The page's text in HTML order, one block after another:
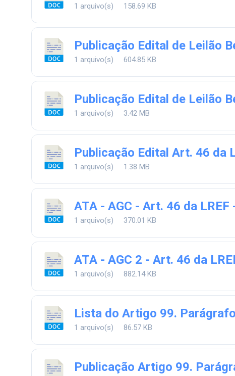
1 arquivo(s) 158.69 KB
Publicação Edital de Leilão
1 arquivo(s) 604.85 KB
Publicação Edital de Leilão
1 arquivo(s) 3.42 MB
Publicação Edital Art. 46 da
1 arquivo(s) 1.38 MB
ATA - AGC - Art. 46 da
1 arquivo(s) 370.01 KB
ATA - AGC 2 - Art. 46 da
1 arquivo(s) 882.14 KB
Lista do Artigo 99.
1 arquivo(s) 86.57 KB
Publicação Artigo 99.